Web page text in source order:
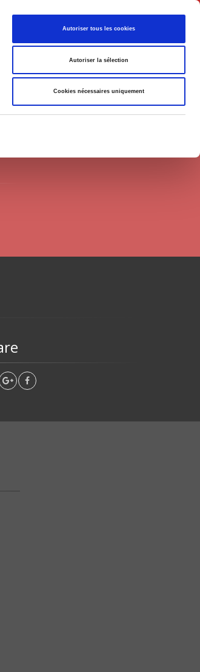
Autoriser tous les cookies
Autoriser la sélection
Cookies nécessaires uniquement
English